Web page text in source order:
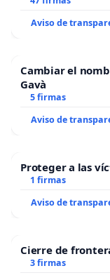
Aviso de
Cambiar el
Gavà
5 firmas
Aviso de
Proteger a las
1 firmas
Aviso de
Cierre de
3 firmas